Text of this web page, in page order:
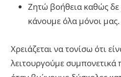
Ζητώ βοήθεια καθώς δε
κάνουμε όλα μόνοι μας.
Χρειάζεται να τονίσω ότι
λειτουργούμε συμπονετικά